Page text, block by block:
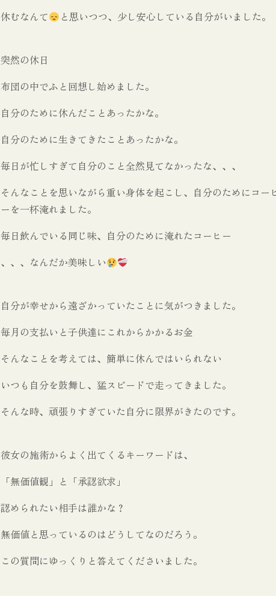
休むなんて
と思いつつ、少し安心している自分がいました。
突然の休日
布団の中でふと回想し始めました。
自分のために休んだことあったかな。
自分のために生きてきたことあったかな。
毎日が忙しすぎて自分のこと全然見てなかったな、、、
そんなことを思いながら重い身体を起こし、自分のためにコー
ーを一杯淹れました。
毎日飲んでいる同じ味、自分のために淹れたコーヒー
、、、なんだか美味しい
自分が幸せから遠ざかっていたことに気がつきました。
毎月の支払いと子供達にこれからかかるお金
そんなことを考えては、簡単に休んではいられない
いつも自分を鼓舞し、猛スピードで走ってきました。
そんな時、頑張りすぎていた自分に限界がきたのです。
彼女の施術からよく出てくるキーワードは、
「無価値観」と「承認欲求」
認められたい相手は誰かな？
無価値と思っているのはどうしてなのだろう。
この質問にゆっくりと答えてくださいました。